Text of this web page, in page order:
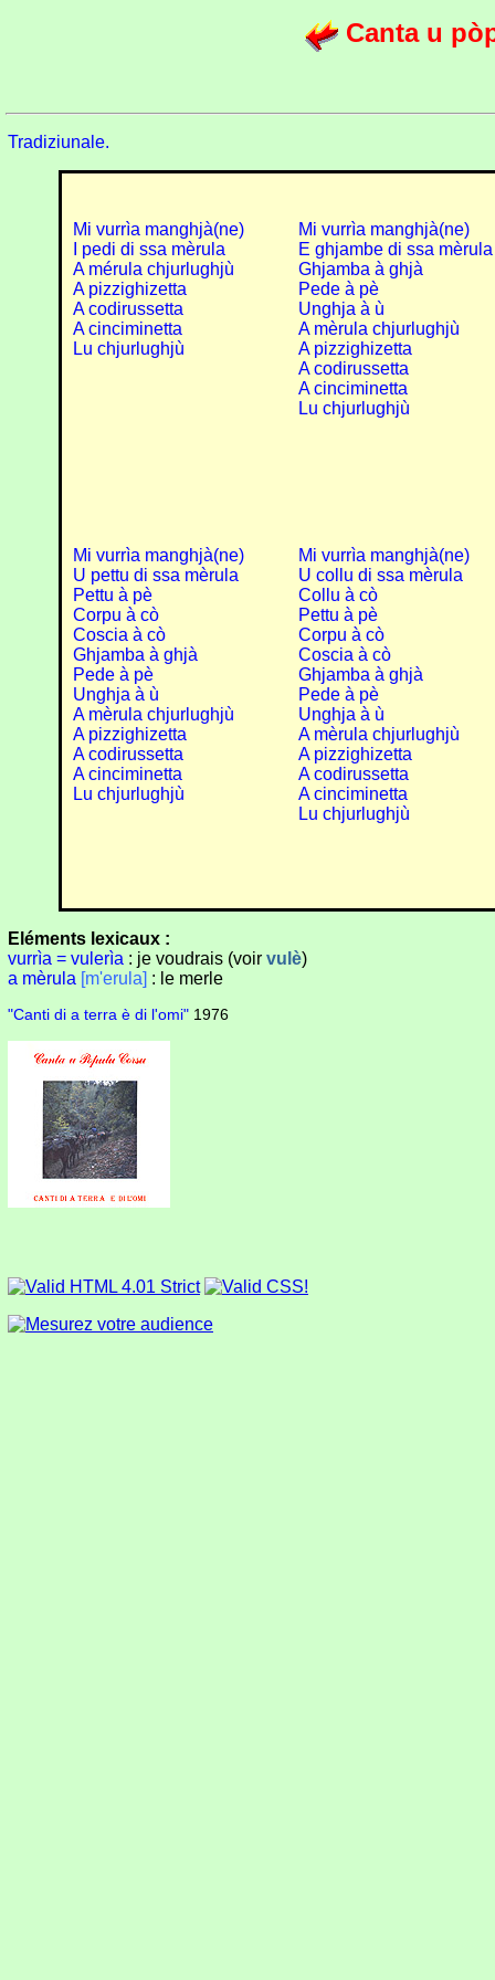
Canta u
Tradiziunale.
Mi vurrìa manghjà(ne)
I pedi di ssa mèrula
A mérula chjurlughjù
A pizzighizetta
A codirussetta
A cinciminetta
Lu chjurlughjù
Mi vurrìa manghjà(ne)
E ghjambe di ssa mèrula
Ghjamba à ghjà
Pede à pè
Unghja à ù
A mèrula chjurlughjù
A pizzighizetta
A codirussetta
A cinciminetta
Lu chjurlughjù
Mi vurrìa manghjà(ne)
U pettu di ssa mèrula
Pettu à pè
Corpu à cò
Coscia à cò
Ghjamba à ghjà
Pede à pè
Unghja à ù
A mèrula chjurlughjù
A pizzighizetta
A codirussetta
A cinciminetta
Lu chjurlughjù
Mi vurrìa manghjà(ne)
U collu di ssa mèrula
Collu à cò
Pettu à pè
Corpu à cò
Coscia à cò
Ghjamba à ghjà
Pede à pè
Unghja à ù
A mèrula chjurlughjù
A pizzighizetta
A codirussetta
A cinciminetta
Lu chjurlughjù
Eléments lexicaux :
vurrìa = vulerìa : je voudrais (voir vulè)
a mèrula [m'erula] : le merle
"Canti di a terra è di l'omi" 1976